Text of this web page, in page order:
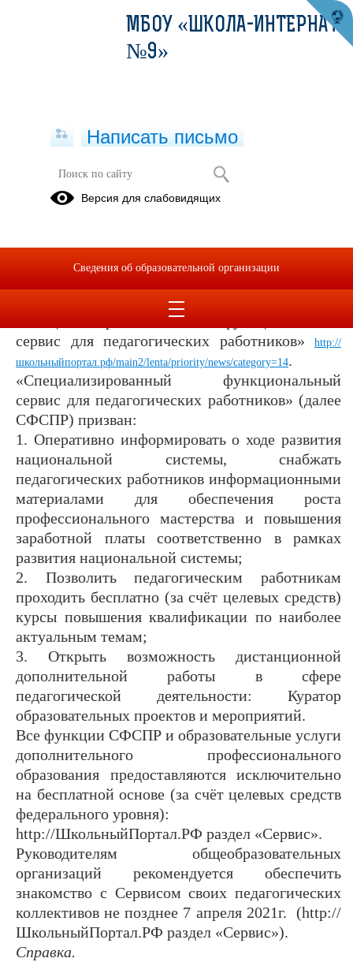
Работа с педагогами
Не позднее 29 марта 2021 года будет запущен
«Специализированный функциональный
сервис для педагогических работников»
http://
школьныйпортал.рф/main2/lenta/priority/news/category=14.
«Специализированный функциональный
сервис для педагогических работников» (далее
СФСПР) призван:
1. Оперативно информировать о ходе развития
национальной системы, снабжать
педагогических работников информационными
материалами для обеспечения роста
профессионального мастерства и повышения
заработной платы соответственно в рамках
развития национальной системы;
2. Позволить педагогическим работникам
проходить бесплатно (за счёт целевых средств)
курсы повышения квалификации по наиболее
актуальным темам;
3. Открыть возможность дистанционной
дополнительной работы в сфере
педагогической деятельности: Куратор
образовательных проектов и мероприятий.
Все функции СФСПР и образовательные услуги
дополнительного профессионального
образования предоставляются исключительно
на бесплатной основе (за счёт целевых средств
федерального уровня):
http://ШкольныйПортал.РФ раздел «Сервис».
Руководителям общеобразовательных
организаций рекомендуется обеспечить
знакомство с Сервисом своих педагогических
коллективов не позднее 7 апреля 2021г. (http://
ШкольныйПортал.РФ раздел «Сервис»).
Справка.
МБОУ «ШКОЛА-ИНТЕРНАТ
№9»
Написать письмо
Версия для слабовидящих
Сведения об образовательной организации